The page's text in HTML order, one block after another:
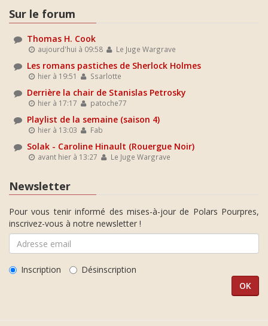
Sur le forum
Thomas H. Cook
aujourd'hui à 09:58 Le Juge Wargrave
Les romans pastiches de Sherlock Holmes
hier à 19:51 Ssarlotte
Derrière la chair de Stanislas Petrosky
hier à 17:17 patoche77
Playlist de la semaine (saison 4)
hier à 13:03 Fab
Solak - Caroline Hinault (Rouergue Noir)
avant hier à 13:27 Le Juge Wargrave
Newsletter
Pour vous tenir informé des mises-à-jour de Polars Pourpres,
inscrivez-vous à notre newsletter !
Inscription Désinscription